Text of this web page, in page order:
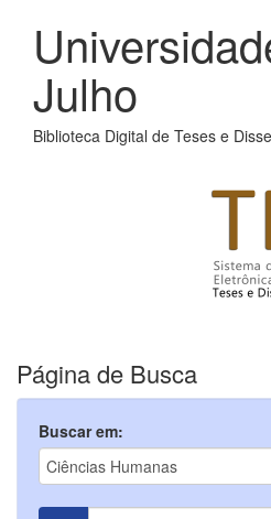
Julho
Biblioteca Digital de Teses e
Página de Busca
Buscar em: